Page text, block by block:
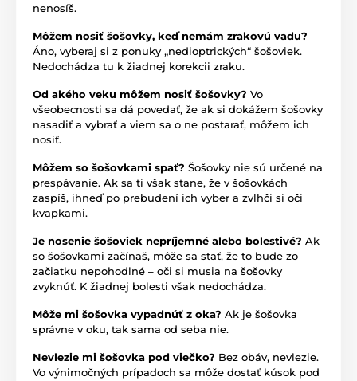
nenosíš.
Môžem nosiť šošovky, keď nemám zrakovú vadu?
Áno, vyberaj si z ponuky „nedioptrických“ šošoviek.
Nedochádza tu k žiadnej korekcii zraku.
Od akého veku môžem nosiť šošovky? Vo
všeobecnosti sa dá povedať, že ak si dokážem šošovky
nasadiť a vybrať a viem sa o ne postarať, môžem ich
nosiť.
Môžem so šošovkami spať? Šošovky nie sú určené na
prespávanie. Ak sa ti však stane, že v šošovkách
zaspíš, ihneď po prebudení ich vyber a zvlhči si oči
kvapkami.
Je nosenie šošoviek nepríjemné alebo bolestivé? Ak
so šošovkami začínaš, môže sa stať, že to bude zo
začiatku nepohodlné – oči si musia na šošovky
zvyknúť. K žiadnej bolesti však nedochádza.
Môže mi šošovka vypadnúť z oka? Ak je šošovka
správne v oku, tak sama od seba nie.
Nevlezie mi šošovka pod viečko? Bez obáv, nevlezie.
Vo výnimočných prípadoch sa môže dostať kúsok pod